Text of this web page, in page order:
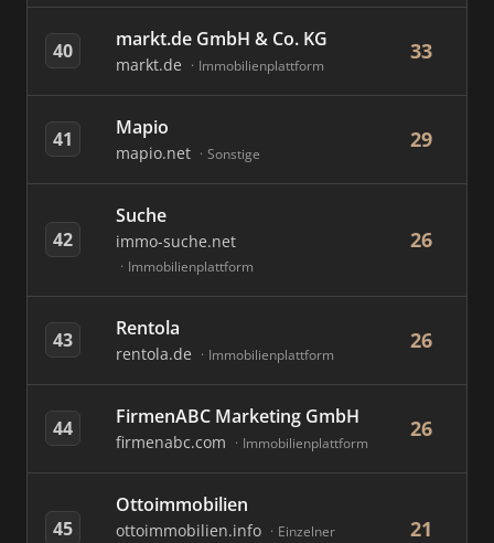
40 markt.de GmbH & Co. KG
markt.de Immobilienplattform
33
41 Mapio
mapio.net Sonstige
29
42
Suche
immo-suche.net
Immobilienplattform
26
43 Rentola
rentola.de Immobilienplattform
26
44 FirmenABC Marketing GmbH
firmenabc.com Immobilienplattform
26
45
Ottoimmobilien
ottoimmobilien.info
Einzelner
21